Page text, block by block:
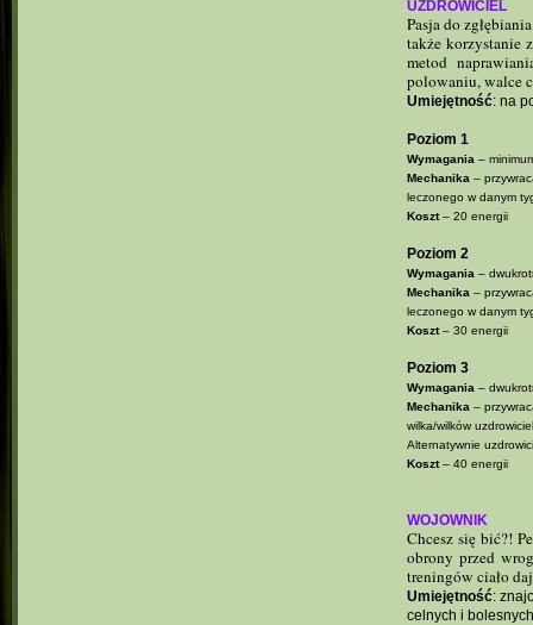
UZDROWICIEL
Pasja do
także korzystanie
metod
polowaniu, walce
Umiejętność: na
Poziom 1
Wymagania –
Mechanika –
leczonego w danym
Koszt– 20 energii
Poziom 2
Wymagania –
Mechanika –
leczonego w danym
Koszt– 30 energii
Poziom 3
Wymagania –
Mechanika –
wilka/wilków
Alternatywnie
Koszt– 40 energii
WOJOWNIK
Chcesz się bić?!
obrony przed
treningów ciało
Umiejętność:
celnych i